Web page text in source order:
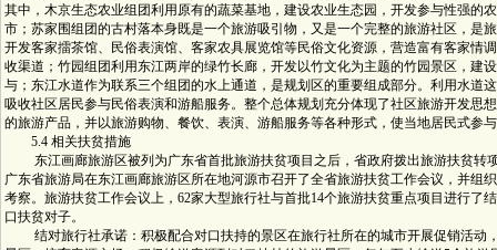
其中，木京生态农业组团利用原有的蔬菜基地，建设农业生态园，开发参与性强的
市；苏家围组团的古村落本身既是一个旅游吸引物，又是一个完整的旅游社区，是
开发客家擂茶馆、民俗表演馆、客家农具展览馆等民俗文化资源，营造富有客家情
收渠道；竹园组团利用东江两岸的绿竹长廊，开发以竹文化为主题的竹园景区，建
与；东江水道作为联系三个组团的水上通道，是规划区的重要组成部分。利用水道
吸收社区居民参与民俗表演和游船服务。整个总体规划充分体现了社区旅游开发思
的旅游产品，并以旅游购物、餐饮、表演、游船服务等各种形式，使当地居民式参
5.4 相关扶贫措施
东江画廊旅游区被列为广东省首批旅游扶贫项目之后，省政府拨出旅游扶贫转
广东省旅游局在东江画廊旅游区所在地河源市召开了全省旅游扶贫工作会议，并组
考察。旅游扶贫工作会议上，62家大型旅行社与首批14个旅游扶贫重点项目进行了
口扶贫对子。
结对旅行社承诺：积极配合对口扶持的景区在旅行社所在的城市开展促销活动